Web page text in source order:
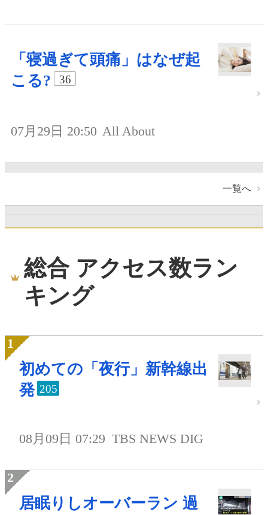
「寝過ぎて頭痛」はなぜ起
こる?
36
07月29日 20:50 All About
一覧へ
総合 アクセス数ラン
キング
初めての「夜行」新幹線出
発 205
08月09日 07:29 TBS NEWS DIG
居眠りしオーバーラン 過